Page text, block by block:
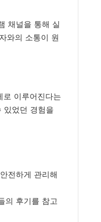
채널을 통해 실
와의 소통이 원
로 이루어진다는
있었던 경험을
전하게 관리해
의 후기를 참고